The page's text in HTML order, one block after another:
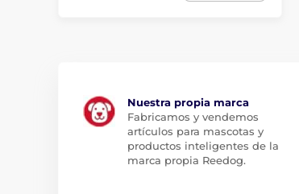
Nuestra propia marca
Fabricamos y vendemos
artículos para mascotas y
productos inteligentes de la
marca propia Reedog.